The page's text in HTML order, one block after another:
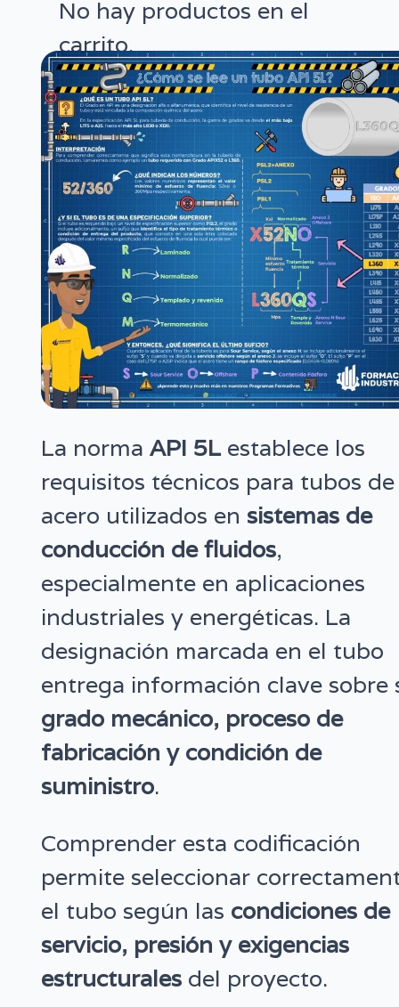
No hay productos en el
carrito.
La normaAPI 5L establece los
requisitos técnicos para tubos de
acero utilizados en sistemas de
conducción de fluidos,
especialmente en aplicaciones
industriales y energéticas. La
designación marcada en el tubo
entrega información clave sobre
grado mecánico, proceso de
fabricación y condición de
suministro.
Comprender esta codificación
permite seleccionar
el tubo según las condiciones de
servicio, presión y exigencias
estructurales del proyecto.